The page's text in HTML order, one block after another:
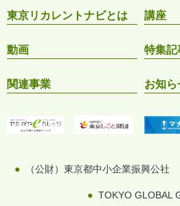
東京リカレントナビとは 講座
動画 特集記
関連事業 お知ら
（公財）東京都中小企業振興公社
TOKYO GLOBAL